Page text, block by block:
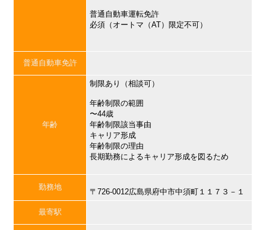
普通自動車運転免許
必須（オートマ（AT）限定不可）
普通自動車免許
年齢
制限あり（相談可）
年齢制限の範囲
〜44歳
年齢制限該当事由
キャリア形成
年齢制限の理由
長期勤務によるキャリア形成を図るため
勤務地
〒726-0012広島県府中市中須町１１７３－１
最寄駅